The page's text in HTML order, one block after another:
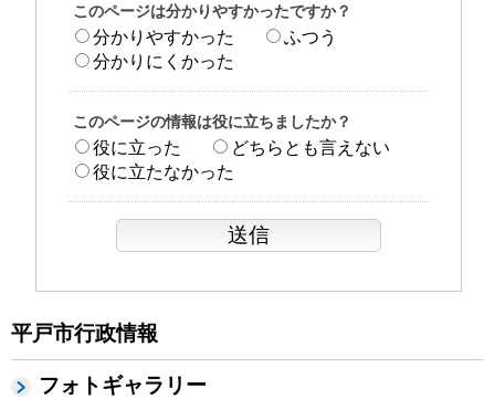
平戸市行政情報
フォトギャラリー
このページは分かりやすかったですか？
分かりやすかった
ふつう
分かりにくかった
このページの情報は役に立ちましたか？
役に立った
どちらとも言えない
役に立たなかった